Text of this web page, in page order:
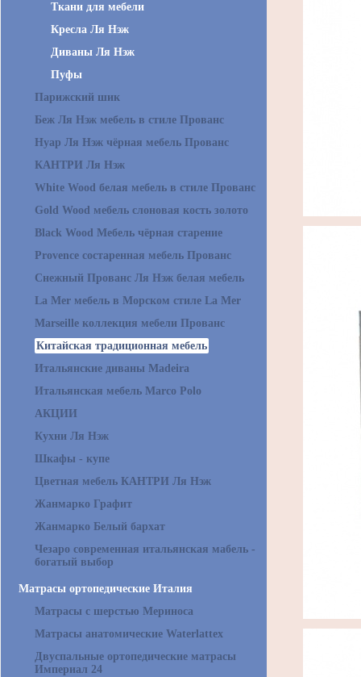
Ткани для мебели
Кресла Ля Нэж
Диваны Ля Нэж
Пуфы
Парижский шик
Беж Ля Нэж мебель в стиле Прованс
Нуар Ля Нэж чёрная мебель Прованс
КАНТРИ Ля Нэж
White Wood белая мебель в стиле Прованс
Gold Wood мебель слоновая кость золото
Black Wood Мебель чёрная старение
Provence состаренная мебель Прованс
Снежный Прованс Ля Нэж белая мебель
La Mer мебель в Морском стиле La Mer
Marseille коллекция мебели Прованс
Китайская традиционная мебель
Итальянские диваны Madeira
Итальянская мебель Marco Polo
АКЦИИ
Кухни Ля Нэж
Шкафы - купе
Цветная мебель КАНТРИ Ля Нэж
Жанмарко Графит
Жанмарко Белый бархат
Чезаро современная итальянская мабель -
богатый выбор
Матрасы ортопедические Италия
Матрасы с шерстью Мериноса
Матрасы анатомические Waterlattex
Двуспальные ортопедические матрасы
Империал 24